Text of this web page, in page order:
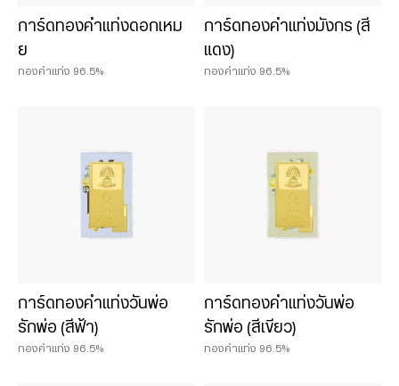
การ์ดทองคำแท่งดอกเหม
ย
ทองคำแท่ง 96.5%
การ์ดทองคำแท่งมังกร (สี
แดง)
ทองคำแท่ง 96.5%
การ์ดทองคำแท่งวันพ่อ
รักพ่อ (สีฟ้า)
ทองคำแท่ง 96.5%
การ์ดทองคำแท่งวันพ่อ
รักพ่อ (สีเขียว)
ทองคำแท่ง 96.5%